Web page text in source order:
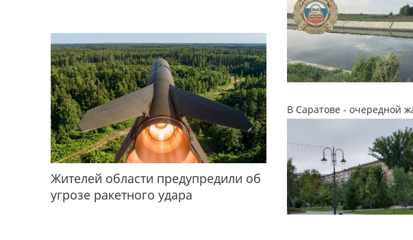
Жителей области предупредили об
угрозе ракетного удара
В Саратове - очередной